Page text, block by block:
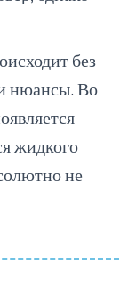
без
нюансы. Во
жидкого
не